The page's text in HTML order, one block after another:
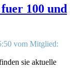
100 und
vom Mitglied:
sie aktuelle